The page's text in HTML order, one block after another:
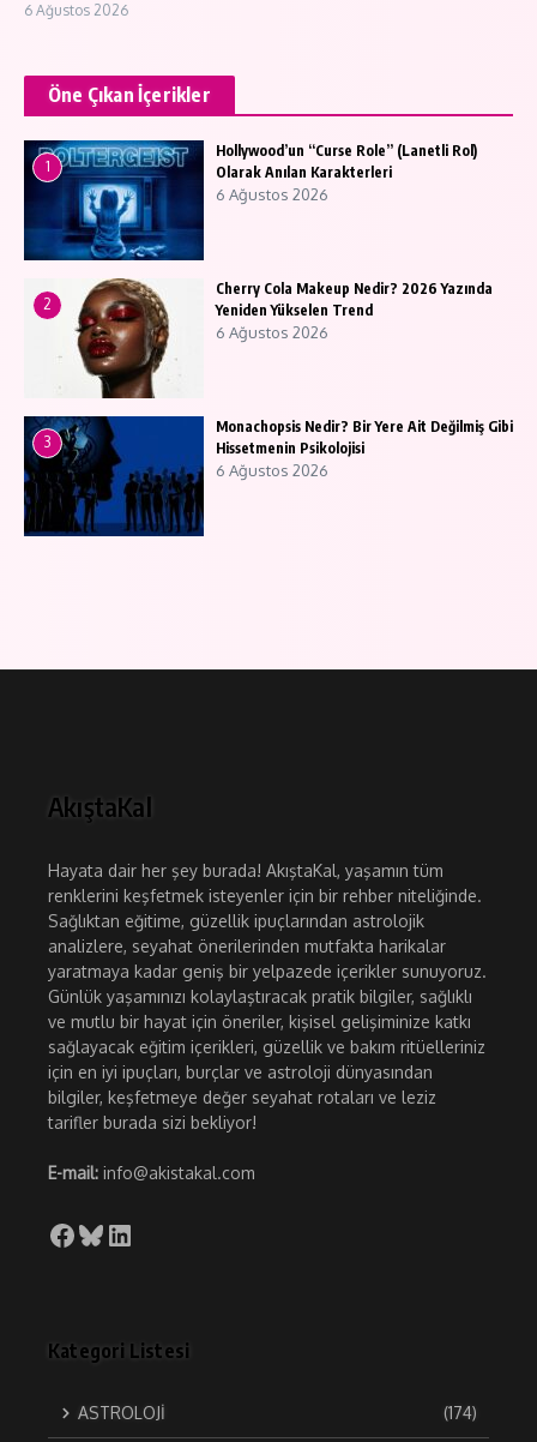
6 Ağustos 2026
Öne Çıkan İçerikler
1
Hollywood’un “Curse Role” (Lanetli Rol)
Olarak Anılan Karakterleri
6 Ağustos 2026
2
Cherry Cola Makeup Nedir? 2026 Yazında
Yeniden Yükselen Trend
6 Ağustos 2026
3
Monachopsis Nedir? Bir Yere Ait Değilmiş Gibi
Hissetmenin Psikolojisi
6 Ağustos 2026
AkıştaKal
Hayata dair her şey burada! AkıştaKal, yaşamın tüm
renklerini keşfetmek isteyenler için bir rehber niteliğinde.
Sağlıktan eğitime, güzellik ipuçlarından astrolojik
analizlere, seyahat önerilerinden mutfakta harikalar
yaratmaya kadar geniş bir yelpazede içerikler sunuyoruz.
Günlük yaşamınızı kolaylaştıracak pratik bilgiler, sağlıklı
ve mutlu bir hayat için öneriler, kişisel gelişiminize katkı
sağlayacak eğitim içerikleri, güzellik ve bakım ritüelleriniz
için en iyi ipuçları, burçlar ve astroloji dünyasından
bilgiler, keşfetmeye değer seyahat rotaları ve leziz
tarifler burada sizi bekliyor!
E-mail: info@akistakal.com
Facebook
Bluesky
LinkedIn
Kategori Listesi
ASTROLOJİ (174)